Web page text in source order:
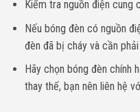
Kiểm tra nguồn điện cung
Nếu bóng đèn có nguồn
đèn đã bị cháy và cần
Hãy chọn bóng đèn chính
thay thế, bạn nên liên hệ